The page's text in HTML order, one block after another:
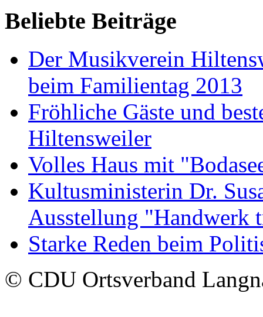
Beliebte Beiträge
Der Musikverein
beim Familientag 2013
Fröhliche Gäste und
Hiltensweiler
Volles Haus mit
Kultusministerin Dr.
Ausstellung "Handwerk
Starke Reden beim
© CDU Ortsverband